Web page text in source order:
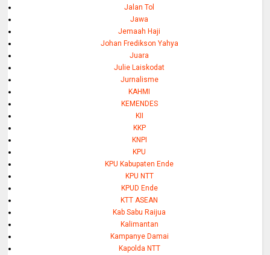
Jalan Tol
Jawa
Jemaah Haji
Johan Fredikson Yahya
Juara
Julie Laiskodat
Jurnalisme
KAHMI
KEMENDES
KII
KKP
KNPI
KPU
KPU Kabupaten Ende
KPU NTT
KPUD Ende
KTT ASEAN
Kab Sabu Raijua
Kalimantan
Kampanye Damai
Kapolda NTT